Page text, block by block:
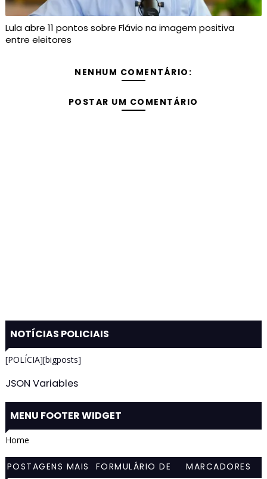
Lula abre 11 pontos sobre Flávio na imagem positiva
entre eleitores
NENHUM COMENTÁRIO:
POSTAR UM COMENTÁRIO
NOTÍCIAS POLICIAIS
[POLÍCIA][bigposts]
JSON Variables
MENU FOOTER WIDGET
Home
POSTAGENS MAIS
FORMULÁRIO DE
MARCADORES